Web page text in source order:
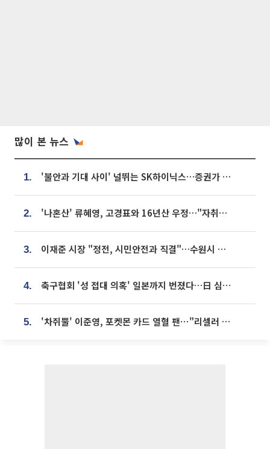
많이 본 뉴스
1. '불안과 기대 사이' 널뛰는 SK하이닉스…증권가 "HBM4·LTA 기반 펀터멘털 견고"
2. '나혼산' 류혜영, 고경표와 16년산 우정…"자취방서 부모님과 마주쳐"
3. 이재준 시장 "정전, 시민안전과 직결"…수원시 비상대응체계 가동
4. 축구협회 '성 접대 의혹' 일본까지 번졌다…日 심판 실명 공개
5. '차쥐뿔' 이준영, 포켓몬 카드 열혈 팬⋯"리셀러 처단할 것"